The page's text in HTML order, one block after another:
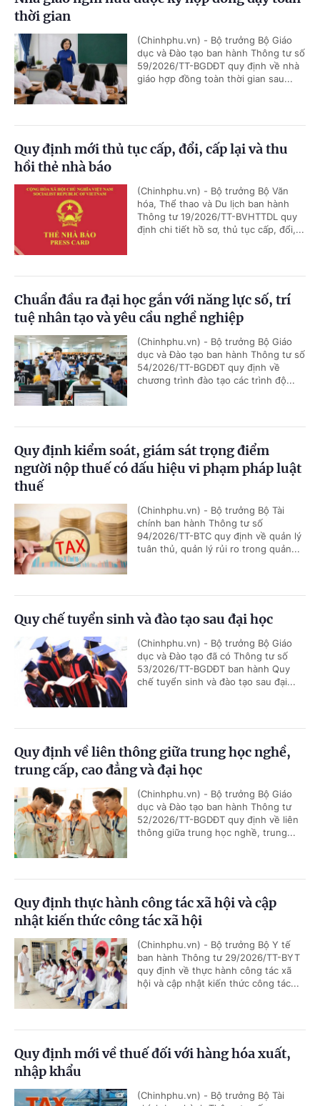
thời gian
(Chinhphu.vn) - Bộ trưởng Bộ Giáo
dục và Đào tạo ban hành Thông tư số
59/2026/TT-BGDĐT quy định về nhà
giáo hợp đồng toàn thời gian sau...
Quy định mới thủ tục cấp, đổi, cấp lại và thu
hồi thẻ nhà báo
(Chinhphu.vn) - Bộ trưởng Bộ Văn
hóa, Thể thao và Du lịch ban hành
Thông tư 19/2026/TT-BVHTTDL quy
định chi tiết hồ sơ, thủ tục cấp, đổi,...
Chuẩn đầu ra đại học gắn với năng lực số, trí
tuệ nhân tạo và yêu cầu nghề nghiệp
(Chinhphu.vn) - Bộ trưởng Bộ Giáo
dục và Đào tạo ban hành Thông tư số
54/2026/TT-BGDĐT quy định về
chương trình đào tạo các trình độ...
Quy định kiểm soát, giám sát trọng điểm
người nộp thuế có dấu hiệu vi phạm pháp luật
thuế
(Chinhphu.vn) - Bộ trưởng Bộ Tài
chính ban hành Thông tư số
94/2026/TT-BTC quy định về quản lý
tuân thủ, quản lý rủi ro trong quản...
Quy chế tuyển sinh và đào tạo sau đại học
(Chinhphu.vn) - Bộ trưởng Bộ Giáo
dục và Đào tạo đã có Thông tư số
53/2026/TT-BGDĐT ban hành Quy
chế tuyển sinh và đào tạo sau đại...
Quy định về liên thông giữa trung học nghề,
trung cấp, cao đẳng và đại học
(Chinhphu.vn) - Bộ trưởng Bộ Giáo
dục và Đào tạo ban hành Thông tư
52/2026/TT-BGDĐT quy định về liên
thông giữa trung học nghề, trung...
Quy định thực hành công tác xã hội và cập
nhật kiến thức công tác xã hội
(Chinhphu.vn) - Bộ trưởng Bộ Y tế
ban hành Thông tư 29/2026/TT-BYT
quy định về thực hành công tác xã
hội và cập nhật kiến thức công tác...
Quy định mới về thuế đối với hàng hóa xuất,
nhập khẩu
(Chinhphu.vn) - Bộ trưởng Bộ Tài